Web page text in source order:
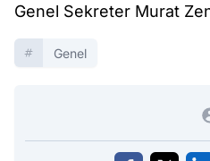
Genel Sekreter Murat
Genel